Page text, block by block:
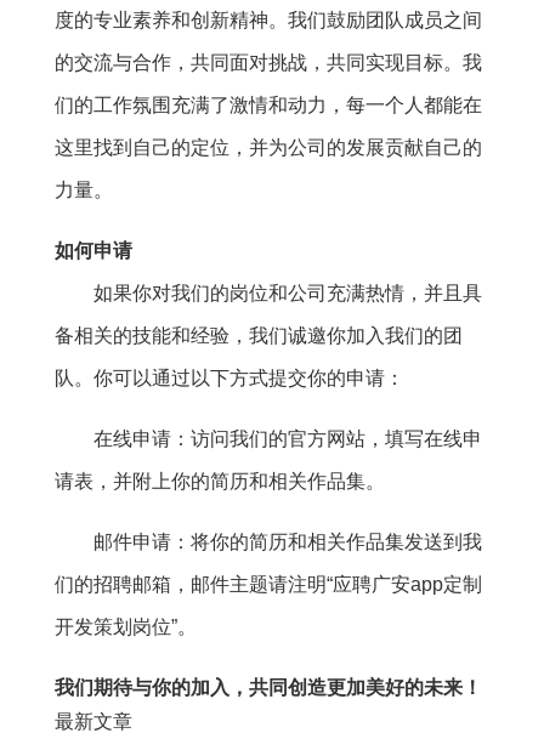
度的专业素养和创新精神。我们鼓励团队成员之间
的交流与合作，共同面对挑战，共同实现目标。我
们的工作氛围充满了激情和动力，每一个人都能在
这里找到自己的定位，并为公司的发展贡献自己的
力量。
如何申请
如果你对我们的岗位和公司充满热情，并且具
备相关的技能和经验，我们诚邀你加入我们的团
队。你可以通过以下方式提交你的申请：
在线申请：访问我们的官方网站，填写在线申
请表，并附上你的简历和相关作品集。
邮件申请：将你的简历和相关作品集发送到我
们的招聘邮箱，邮件主题请注明“应聘广安app定制
开发策划岗位”。
我们期待与你的加入，共同创造更加美好的未来！
最新文章